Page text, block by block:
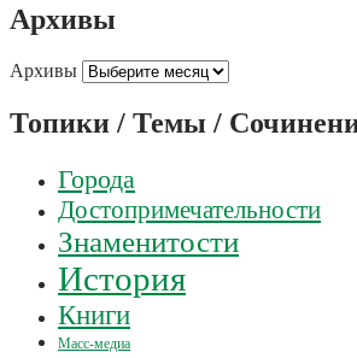
Архивы
Архивы
Топики / Темы /
Города
Достопримечательности
Знаменитости
История
Книги
Масс-медиа